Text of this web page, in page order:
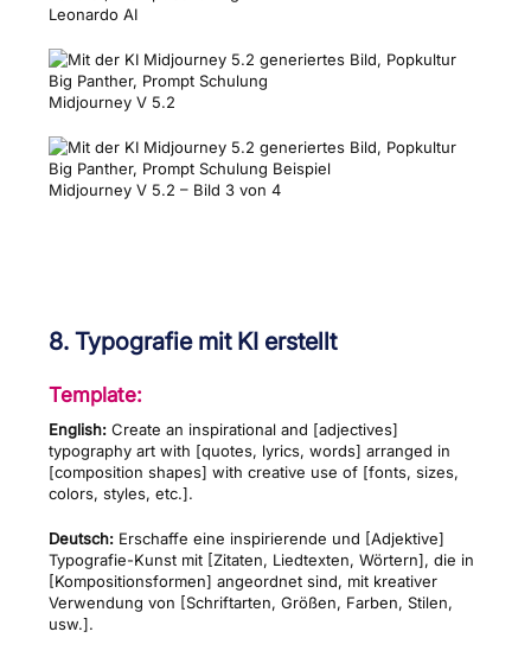
Leonardo AI
Midjourney V 5.2
Midjourney V 5.2 – Bild 3 von 4
8. Typografie mit KI erstellt
Template:
English:Create an inspirational and [adjectives]
typography art with [quotes, lyrics, words] arranged in
[composition shapes] with creative use of [fonts, sizes,
colors, styles, etc.].
Deutsch: Erschaffe eine inspirierende und [Adjektive]
Typografie-Kunst mit [Zitaten, Liedtexten, Wörtern], die in
[Kompositionsformen] angeordnet sind, mit kreativer
Verwendung von [Schriftarten, Größen, Farben, Stilen,
usw.].